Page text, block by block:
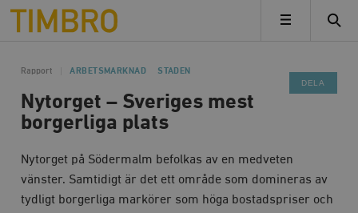
Timbro
MENY
Rapport ARBETSMARKNAD STADEN
Nytorget – Sveriges mest
borgerliga plats
Nytorget på Södermalm befolkas av en medveten
vänster. Samtidigt är det ett område som domineras av
tydligt borgerliga markörer som höga bostadspriser och
DELA